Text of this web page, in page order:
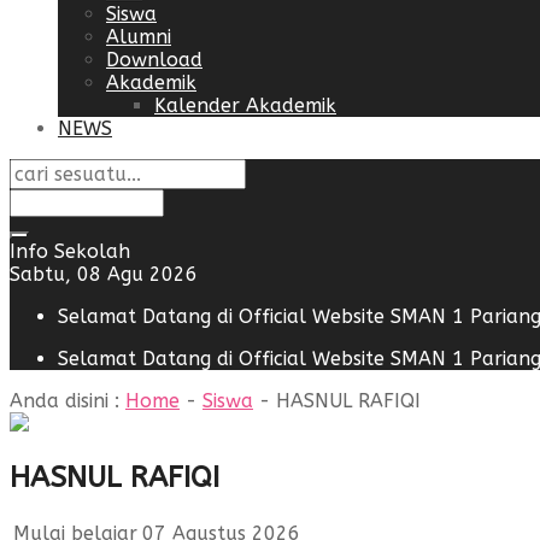
Siswa
Alumni
Download
Akademik
Kalender Akademik
NEWS
Info Sekolah
Sabtu, 08 Agu 2026
Selamat Datang di Official Website SMAN 1
Selamat Datang di Official Website SMAN 1
Anda disini : Home - Siswa - HASNUL RAFIQI
HASNUL RAFIQI
Mulai belajar 07 Agustus 2026